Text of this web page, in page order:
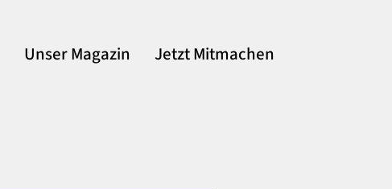
Unser Magazin Jetzt Mitmachen